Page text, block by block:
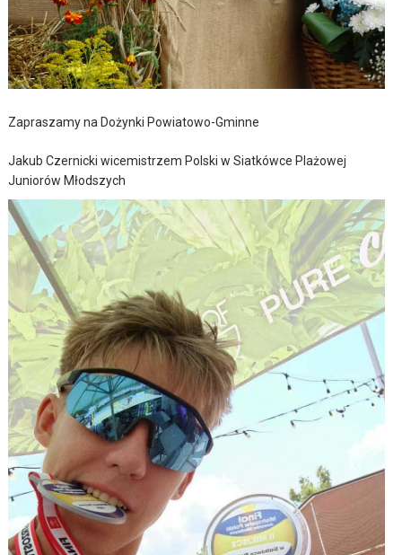
Zapraszamy na Dożynki Powiatowo-Gminne
Jakub Czernicki wicemistrzem Polski w Siatkówce Plażowej
Juniorów Młodszych